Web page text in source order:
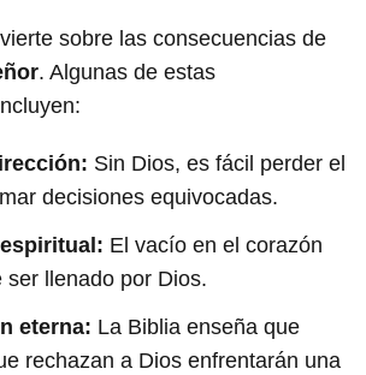
sobre las consecuencias de
. Algunas de estas
Sin Dios, es fácil perder el
decisiones equivocadas.
El vacío en el corazón
ser llenado por Dios.
eterna: La Biblia enseña que
rechazan a Dios enfrentarán una